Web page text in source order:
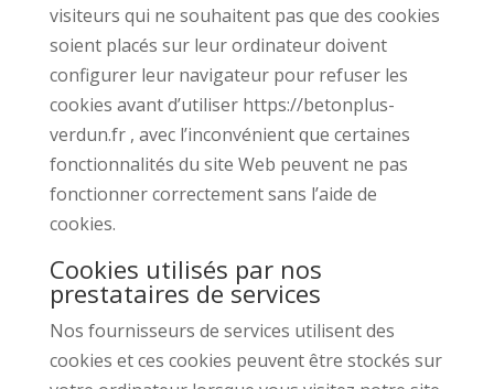
visiteurs qui ne souhaitent pas que des cookies
soient placés sur leur ordinateur doivent
configurer leur navigateur pour refuser les
cookies avant d’utiliser https://betonplus-
verdun.fr , avec l’inconvénient que certaines
fonctionnalités du site Web peuvent ne pas
fonctionner correctement sans l’aide de
cookies.
Cookies utilisés par nos
prestataires de services
Nos fournisseurs de services utilisent des
cookies et ces cookies peuvent être stockés sur